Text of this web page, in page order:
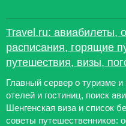
Travel.ru: авиабилеты,
расписания, горящие
путешествия, визы,
Главный сервер о туризме
отелей и гостиниц, поиск
Шенгенская виза и список
советы путешественников: